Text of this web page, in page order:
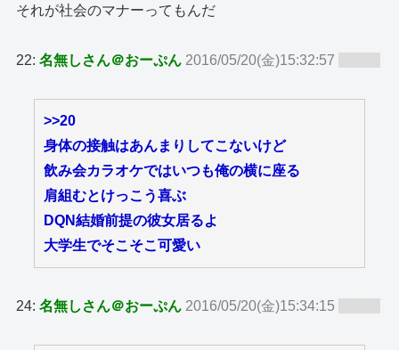
それが社会のマナーってもんだ
22:名無しさん＠おーぷん 2016/05/20(金)15:32:57
>>20
身体の接触はあんまりしてこないけど
飲み会カラオケではいつも俺の横に座る
肩組むとけっこう喜ぶ
DQN結婚前提の彼女居るよ
大学生でそこそこ可愛い
24:名無しさん＠おーぷん 2016/05/20(金)15:34:15